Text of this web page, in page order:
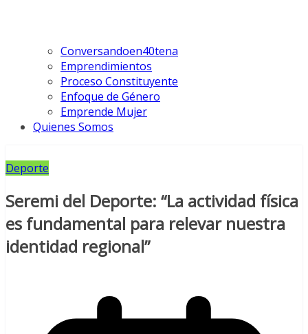
Conversandoen40tena
Emprendimientos
Proceso Constituyente
Enfoque de Género
Emprende Mujer
Quienes Somos
Deporte
Seremi del Deporte: “La actividad física
es fundamental para relevar nuestra
identidad regional”